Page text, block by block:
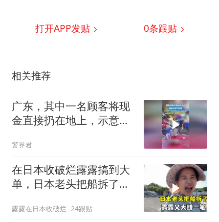
打开APP发贴 0条跟贴
相关推荐
广东，其中一名顾客将现
金直接扔在地上，示意服
起后霸气回应
警界君
在日本收破烂露露搞到大
单，日本老头把船拆了送
露露在日本收破烂 24跟贴